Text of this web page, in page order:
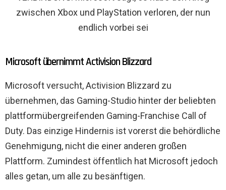
zwischen Xbox und PlayStation verloren, der nun
endlich vorbei sei
Microsoft übernimmt Activision Blizzard
Microsoft versucht, Activision Blizzard zu
übernehmen, das Gaming-Studio hinter der beliebten
plattformübergreifenden Gaming-Franchise Call of
Duty. Das einzige Hindernis ist vorerst die behördliche
Genehmigung, nicht die einer anderen großen
Plattform. Zumindest öffentlich hat Microsoft jedoch
alles getan, um alle zu besänftigen.